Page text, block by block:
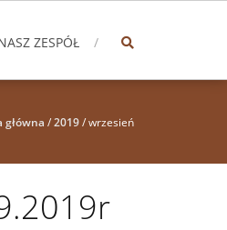
ZESPÓŁ
główna /2019/wrzesień